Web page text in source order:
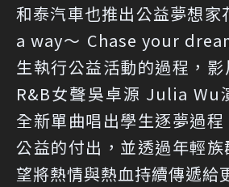
和泰汽車也推出公益夢想家
a way～ Chase your
生執行公益活動的過程，
R&B女聲吳卓源 Julia Wu
全新單曲唱出學生逐夢過
公益的付出，並透過年輕
望將熱情與熱血持續傳遞給